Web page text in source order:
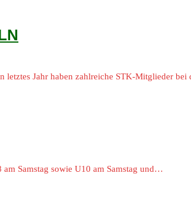
Jahr haben zahlreiche STK-Mitglieder
Samstag sowie U10 am Samstag und…